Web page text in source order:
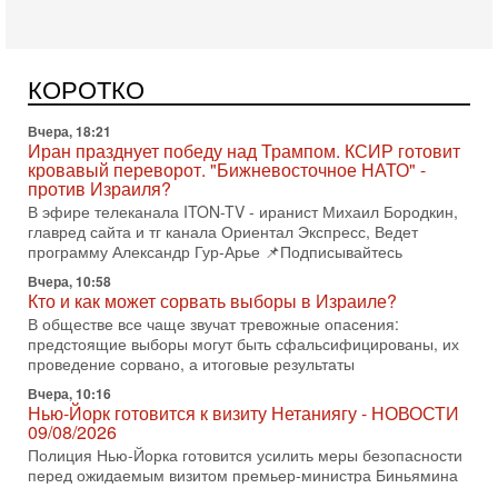
КОРОТКО
против Израиля?
В эфире телеканала ITON-TV - иранист Михаил Бородкин,
главред сайта и тг канала Ориентал Экспресс, Ведет
программу Александр Гур-Арье 📌Подписывайтесь
Вчера, 10:58
Кто и как может сорвать выборы в Израиле?
В обществе все чаще звучат тревожные опасения:
предстоящие выборы могут быть сфальсифицированы, их
проведение сорвано, а итоговые результаты
Вчера, 10:16
Нью-Йорк готовится к визиту Нетаниягу - НОВОСТИ
09/08/2026
Полиция Нью-Йорка готовится усилить меры безопасности
перед ожидаемым визитом премьер-министра Биньямина
Нетаниягу на Генассамблею ООН в сентябре. По
8-08-2026, 16:56
Еврейский кандидат в арабской партии — зачем?
Израильская политика может получить неожиданный
поворот: еврейский кандидат — на реальном месте в